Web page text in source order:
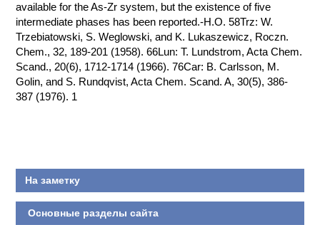
ХИМИЯ НА
ПРОИЗВОДСТВЕ
И ХИМИЧЕСКАЯ
ТЕХНОЛОГИЯ
КОНТАКТЫ
available for the As-Zr system, but the existence of five
intermediate phases has been reported.-H.O. 58Trz: W.
Trzebiatowski, S. Weglowski, and K. Lukaszewicz, Roczn.
Chem., 32, 189-201 (1958). 66Lun: T. Lundstrom, Acta Chem.
Scand., 20(6), 1712-1714 (1966). 76Car: B. Carlsson, M.
Golin, and S. Rundqvist, Acta Chem. Scand. A, 30(5), 386-
387 (1976). 1
На заметку
Основные разделы сайта